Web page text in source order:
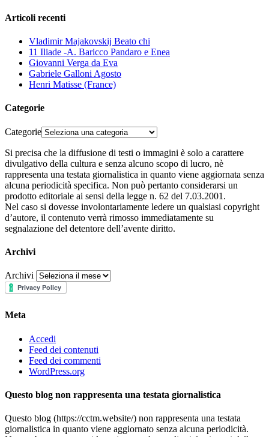
Articoli recenti
Vladimir Majakovskij Beato chi
11 Iliade -A. Baricco Pandaro e Enea
Giovanni Verga da Eva
Gabriele Galloni Agosto
Henri Matisse (France)
Categorie
Categorie
Si precisa che la diffusione di testi o immagini è solo a carattere
divulgativo della cultura e senza alcuno scopo di lucro, nè
rappresenta una testata giornalistica in quanto viene aggiornata senza
alcuna periodicità specifica. Non può pertanto considerarsi un
prodotto editoriale ai sensi della legge n. 62 del 7.03.2001.
Nel caso si dovesse involontariamente ledere un qualsiasi copyright
d’autore, il contenuto verrà rimosso immediatamente su
segnalazione del detentore dell’avente diritto.
Archivi
Archivi
Meta
Accedi
Feed dei contenuti
Feed dei commenti
WordPress.org
Questo blog non rappresenta una testata giornalistica
Questo blog (https://cctm.website/) non rappresenta una testata
giornalistica in quanto viene aggiornato senza alcuna periodicità.